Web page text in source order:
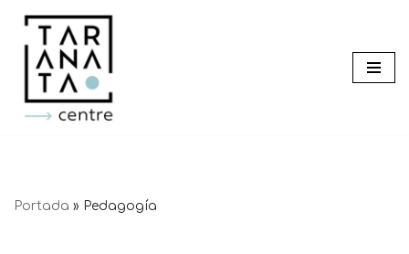
Saltar
contenido
Portada » Pedagogía